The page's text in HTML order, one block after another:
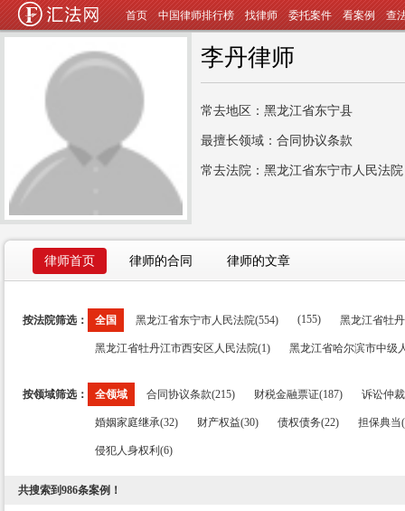
首页 中国律师排行榜 找律师 委托案件 看案例 查
李丹律师
常去地区：黑龙江省东宁县
最擅长领域：合同协议条款
常去法院：黑龙江省东宁市人民法院
律师首页 律师的合同 律师的文章
按法院筛选： 全国 黑龙江省东宁市人民法院(554) (155) 黑龙江省牡
黑龙江省牡丹江市西安区人民法院(1) 黑龙江省哈尔滨市中级
按领域筛选： 全领域 合同协议条款(215) 财税金融票证(187) 诉讼仲
婚姻家庭继承(32) 财产权益(30) 债权债务(22) 担保典当
侵犯人身权利(6)
共搜索到986条案例！